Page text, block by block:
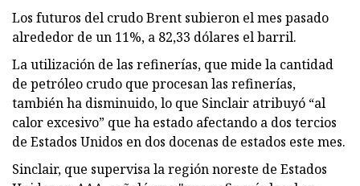
Los futuros del crudo Brent subieron el mes pasado
alrededor de un 11%, a 82,33 dólares el barril.
La utilización de las refinerías, que mide la cantidad
de petróleo crudo que procesan las refinerías,
también ha disminuido, lo que Sinclair atribuyó “al
calor excesivo” que ha estado afectando a dos tercios
de Estados Unidos en dos docenas de estados este mes.
Sinclair, que supervisa la región noreste de Estados